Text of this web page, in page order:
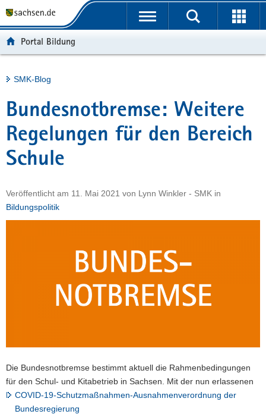
t
b
e
r
g
r
f
e
t
u
n
h
a
t
e
v
c
e
Portalübergreifende
Portal Bildung
Hauptinhalt
SMK-Blog
Bundesnotbremse: Weitere
Regelungen für den Bereich
Schule
Veröffentlicht am 11. Mai 2021 von Lynn Winkler - SMK in
Bildungspolitik
Die Bundesnotbremse bestimmt aktuell die Rahmenbedingungen
für den Schul- und Kitabetrieb in Sachsen. Mit der nun erlassenen
COVID-19-Schutzmaßnahmen-Ausnahmenverordnung der
Bundesregierung